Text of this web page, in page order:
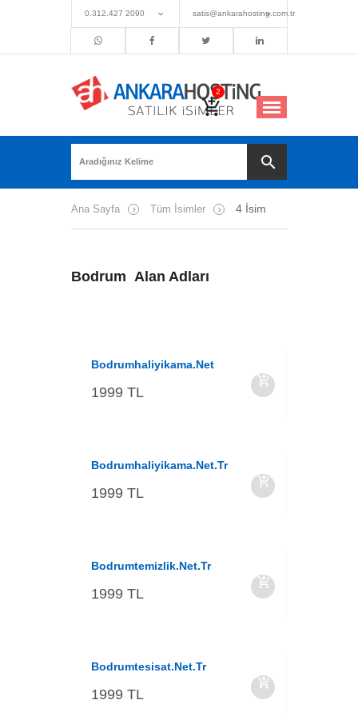
0.312.427 2090 satis@ankarahosting.com.tr
Ana Sayfa Tüm İsimler 4 İsim
Bodrum Alan Adları
Bodrumhaliyikama.net
1999 TL
Bodrumhaliyikama.net.tr
1999 TL
Bodrumtemizlik.net.tr
1999 TL
Bodrumtesisat.net.tr
1999 TL